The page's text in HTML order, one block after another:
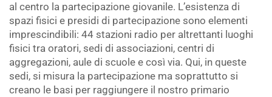
al centro la partecipazione giovanile. L’esistenza di
spazi fisici e presidi di partecipazione sono elementi
imprescindibili: 44 stazioni radio per altrettanti luoghi
fisici tra oratori, sedi di associazioni, centri di
aggregazioni, aule di scuole e così via. Qui, in queste
sedi, si misura la partecipazione ma soprattutto si
creano le basi per raggiungere il nostro primario